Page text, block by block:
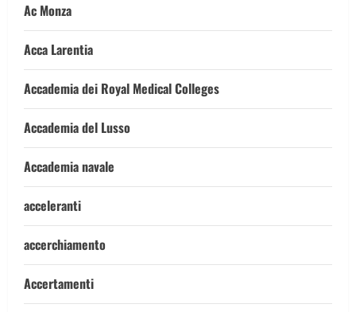
Ac Monza
Acca Larentia
Accademia dei Royal Medical Colleges
Accademia del Lusso
Accademia navale
acceleranti
accerchiamento
Accertamenti